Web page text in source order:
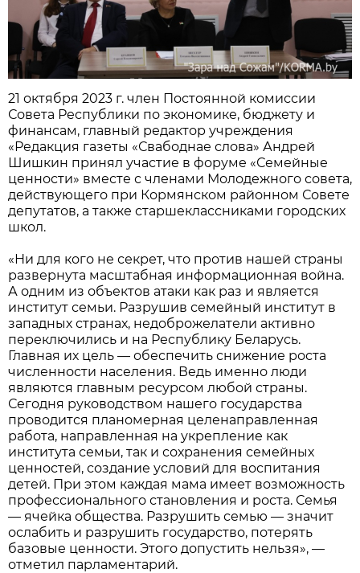
21 октября 2023 г. член Постоянной комиссии
Совета Республики по экономике, бюджету и
финансам, главный редактор учреждения
«Редакция газеты «Свабоднае слова» Андрей
Шишкин принял участие в форуме «Семейные
ценности» вместе с членами Молодежного совета,
действующего при Кормянском районном Совете
депутатов, а также старшеклассниками городских
школ.
«Ни для кого не секрет, что против нашей страны
развернута масштабная информационная война.
А одним из объектов атаки как раз и является
институт семьи. Разрушив семейный институт в
западных странах, недоброжелатели активно
переключились и на Республику Беларусь.
Главная их цель — обеспечить снижение роста
численности населения. Ведь именно люди
являются главным ресурсом любой страны.
Сегодня руководством нашего государства
проводится планомерная целенаправленная
работа, направленная на укрепление как
института семьи, так и сохранения семейных
ценностей, создание условий для воспитания
детей. При этом каждая мама имеет возможность
профессионального становления и роста. Семья
— ячейка общества. Разрушить семью — значит
ослабить и разрушить государство, потерять
базовые ценности. Этого допустить нельзя», —
отметил парламентарий.